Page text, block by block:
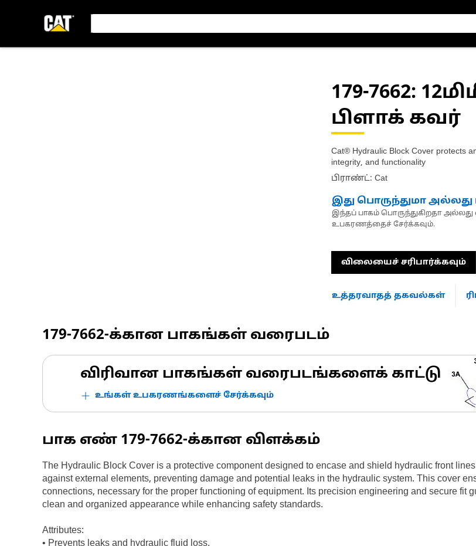
179-7662:
பிளாக் கவர்
Cat® Hydraulic Block Cover protects
integrity, and functionality
பிராண்ட்: Cat
இது பொருந்துமா அல்லது
இந்தப் பாகம் பொருந்துகிறதா
உபகரணத்தைச் சேர்க்கவும்.
விலையைச் சரிபார்க்கவும்
உத்தரவாதத் தகவல்கள்
179-7662-க்கான பாகங்கள் வரைபடம்
விரிவான பாகங்கள் வரைபடங்களைக் காட்டு
உங்கள் உபகரணங்களைச் சேர்க்கவும்
பாக எண் 179-7662-க்கான விளக்கம்
The Hydraulic Block Cover is a protective component designed to encase and shield hydraulic front
against external elements, preventing damage and potential leaks in the hydraulic system. This cover
connections, necessary for the proper functioning of equipment. Its precision engineering and secure fit
clean and organized appearance while enhancing safety standards.
Attributes:
• Prevents leaks and hydraulic fluid loss.